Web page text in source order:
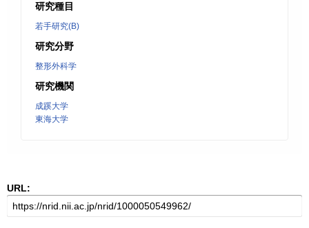
研究種目
若手研究(B)
研究分野
整形外科学
研究機関
成蹊大学
東海大学
URL: